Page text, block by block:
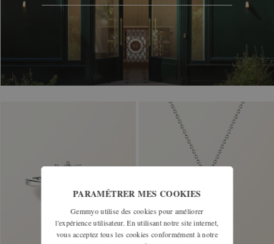
PARAMÉTRER MES COOKIES
Gemmyo utilise des cookies pour améliorer
l'expérience utilisateur. En utilisant notre site internet,
vous acceptez tous les cookies conformément à notre